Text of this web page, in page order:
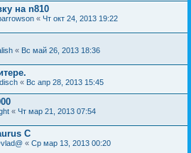
на n810
« Чт окт 24, 2013 19:22
« Вс май 26, 2013 18:36
« Вс апр 28, 2013 15:45
« Чт мар 21, 2013 07:54
C
« Ср мар 13, 2013 00:20